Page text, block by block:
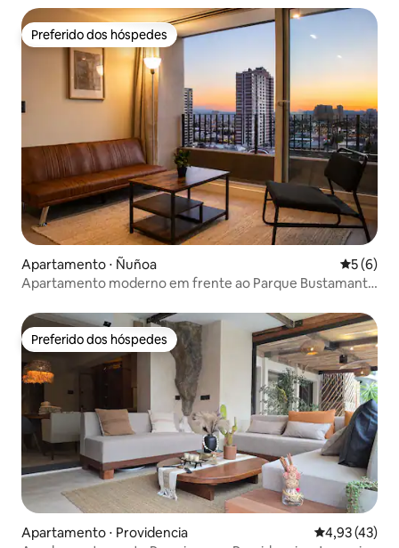
Preferido dos hóspedes
Preferido dos hóspedes
Apartamento ⋅ Ñuñoa 5 de
5 (6)
Apartamento moderno em frente ao Parque Bustamante
Preferido dos hóspedes
Preferido dos hóspedes
Apartamento ⋅ Providencia 4,93 de uma
4,93 (43)